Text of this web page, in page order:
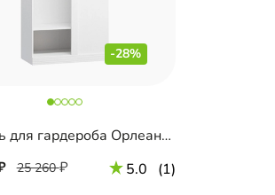
-28%
Модуль для гардероба Орлеан-1
25 260 5.0 (1)